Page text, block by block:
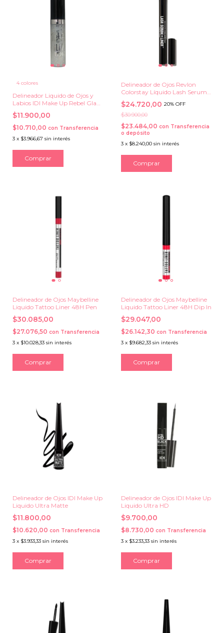
4 colores
Delineador Liquido de Ojos y
Labios IDI Make Up Rebel Glam
HD
$11.900,00
$10.710,00 con Transferencia
3 x $3.966,67 sin interés
Comprar
Delineador de Ojos Revlon
Colorstay Líquido Lash Serum
+ Liner
$24.720,00 20% OFF
$30.900,00
$23.484,00 con Transferencia
o depósito
3 x $8.240,00 sin interés
Delineador de Ojos Maybelline
Liquido Tattoo Liner 48H Pen
$30.085,00
$27.076,50 con Transferencia
3 x $10.028,33 sin interés
Delineador de Ojos Maybelline
Liquido Tattoo Liner 48H Dip In
$29.047,00
$26.142,30 con Transferencia
3 x $9.682,33 sin interés
Delineador de Ojos IDI Make Up
Liquido Ultra Matte
$11.800,00
$10.620,00 con Transferencia
3 x $3.933,33 sin interés
Delineador de Ojos IDI Make Up
Liquido Ultra HD
$9.700,00
$8.730,00 con Transferencia
3 x $3.233,33 sin interés